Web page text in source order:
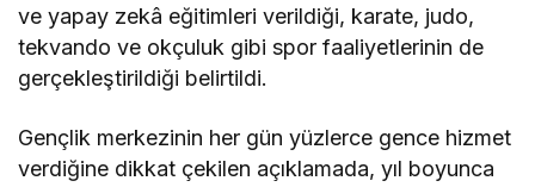
ve yapay zekâ eğitimleri verildiği, karate, judo,
tekvando ve okçuluk gibi spor faaliyetlerinin de
gerçekleştirildiği belirtildi.
Gençlik merkezinin her gün yüzlerce gence hizmet
verdiğine dikkat çekilen açıklamada, yıl boyunca